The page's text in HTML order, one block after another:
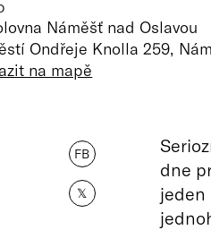
Náměšť nad Oslavou
Ondřeje Knolla 259,
na mapě
FB
𝕏
dne
jeden